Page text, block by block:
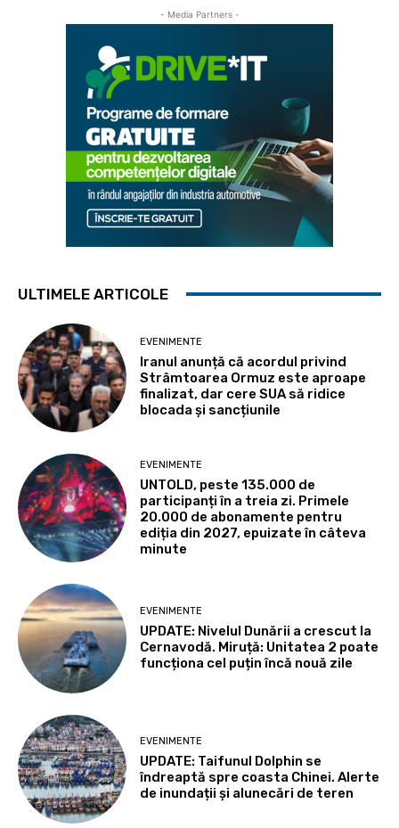
- Media Partners -
ULTIMELE ARTICOLE
EVENIMENTE
Iranul anunță că acordul privind
Strâmtoarea Ormuz este aproape
finalizat, dar cere SUA să ridice
blocada și sancțiunile
EVENIMENTE
UNTOLD, peste 135.000 de
participanți în a treia zi. Primele
20.000 de abonamente pentru
ediția din 2027, epuizate în câteva
minute
EVENIMENTE
UPDATE: Nivelul Dunării a crescut la
Cernavodă. Miruță: Unitatea 2 poate
funcționa cel puțin încă nouă zile
EVENIMENTE
UPDATE: Taifunul Dolphin se
îndreaptă spre coasta Chinei. Alerte
de inundații și alunecări de teren